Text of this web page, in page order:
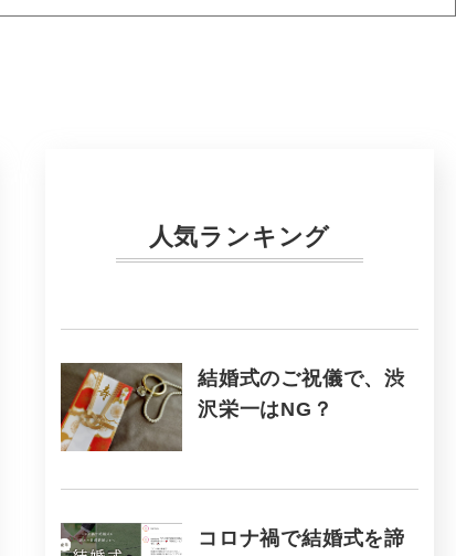
人気ランキング
結婚式のご祝儀で、渋
沢栄一はNG？
コロナ禍で結婚式を諦